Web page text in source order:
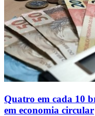
Quatro em cada 10
em economia circular